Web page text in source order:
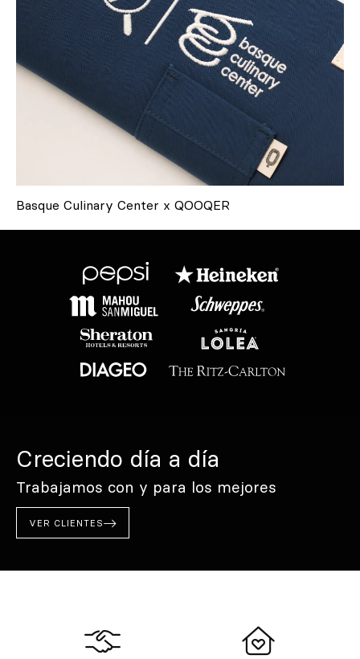
Basque Culinary Center x QOOQER
Creciendo día a día
Trabajamos con y para los mejores
VER CLIENTES